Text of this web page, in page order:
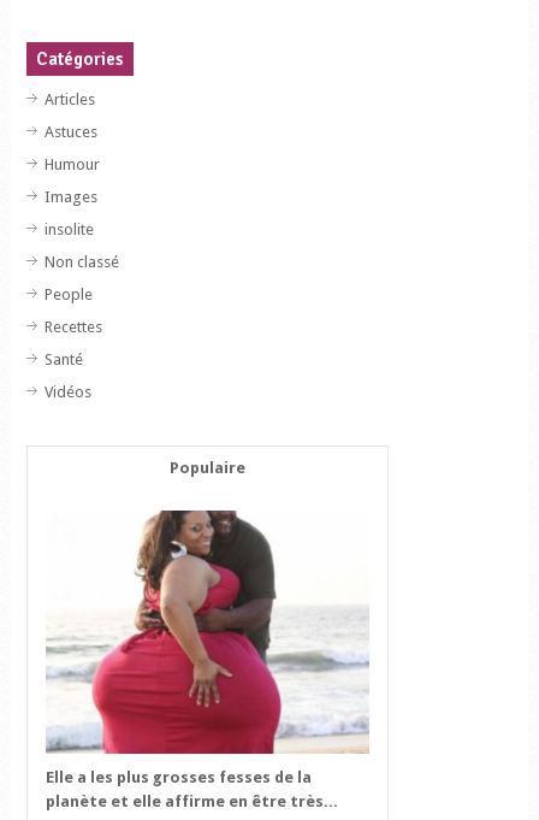
Catégories
Articles
Astuces
Humour
Images
insolite
Non classé
People
Recettes
Santé
Vidéos
Populaire
Elle a les plus grosses fesses de la
planète et elle affirme en être très...